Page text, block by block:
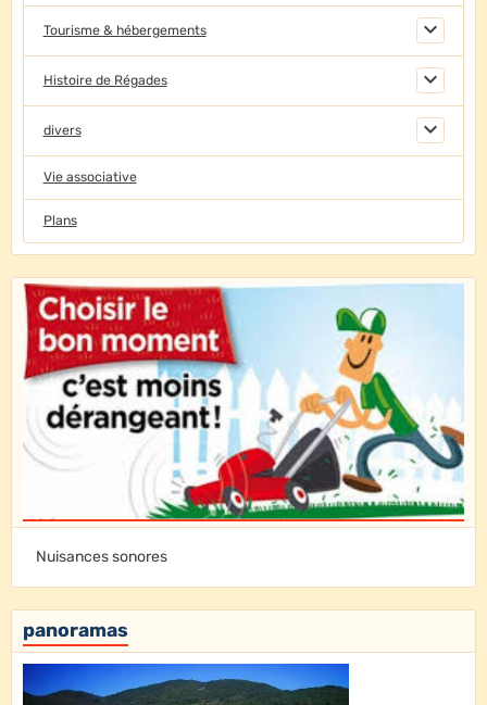
Tourisme & hébergements
Histoire de Régades
divers
Vie associative
Plans
Nuisances sonores
panoramas